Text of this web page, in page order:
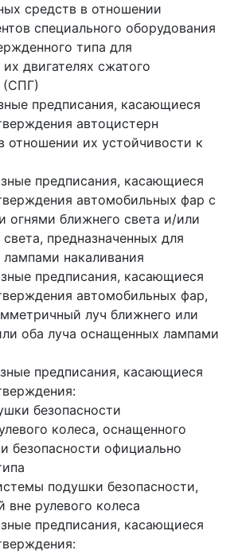
средств в отношении
специального оборудования
типа для
двигателях сжатого
(СПГ)
предписания, касающиеся
автоцистерн
отношении их устойчивости к
предписания, касающиеся
автомобильных фар с
огнями ближнего света и/или
предназначенных для
лампами накаливания
предписания, касающиеся
автомобильных фар,
луч ближнего или
оба луча оснащенных лампами
предписания, касающиеся
безопасности
колеса, оснащенного
безопасности официально
подушки безопасности,
вне рулевого колеса
предписания, касающиеся